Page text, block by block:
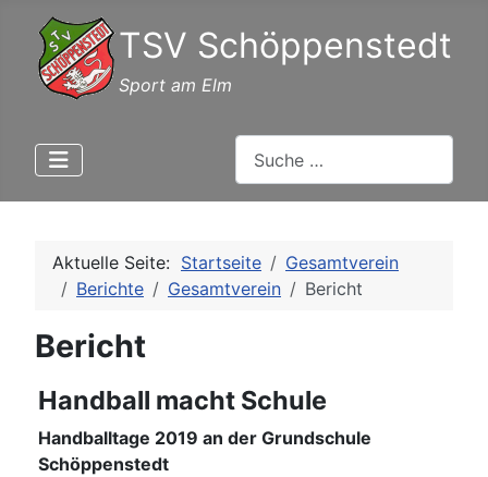
TSV Schöppenstedt
Sport am Elm
Aktuelle Seite: Startseite
Gesamtverein
Berichte
Gesamtverein Bericht
Bericht
Handball macht Schule
Handballtage 2019 an der Grundschule
Schöppenstedt